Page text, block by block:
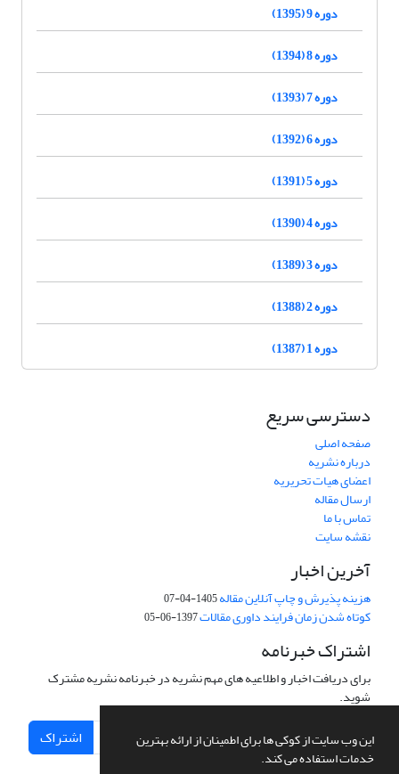
این وب سایت از کوکی ها برای اطمینان از ارائه بهترین
خدمات استفاده می کند.
دوره 9 (1395)
دوره 8 (1394)
دوره 7 (1393)
دوره 6 (1392)
دوره 5 (1391)
دوره 4 (1390)
دوره 3 (1389)
دوره 2 (1388)
دوره 1 (1387)
دسترسی سریع
صفحه اصلی
درباره نشریه
اعضای هیات تحریریه
ارسال مقاله
تماس با ما
نقشه سایت
آخرین اخبار
هزینه پذیرش و چاپ آنلاین مقاله1405-04-07
کوتاه شدن زمان فرایند داوری مقالات1397-06-05
اشتراک خبرنامه
برای دریافت اخبار و اطلاعیه های مهم نشریه در خبرنامه نشریه مشترک
شوید.
اشتراک